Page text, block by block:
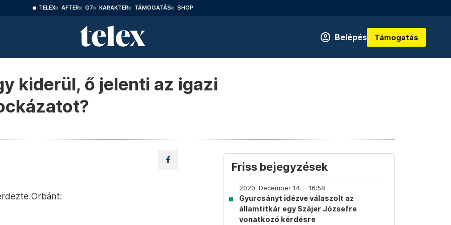
TELEX AFTER G7 KARAKTER TÁMOGATÁS SHOP
Belépés Támogatás
kiderül, ő jelenti az igazi
Orbánt:
Friss bejegyzések
2020. December 14. – 16:58
Gyurcsányt idézve válaszolt az
államtitkár egy Szájer Józsefre
vonatkozó kérdésre